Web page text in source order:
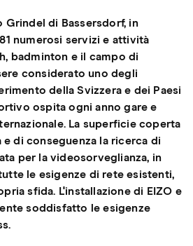
Grindel di Bassersdorf, in
numerosi servizi e attività
badminton e il campo di
considerato uno degli
della Svizzera e dei Paesi
ospita ogni anno gare e
La superficie coperta
e di conseguenza la ricerca di
per la videosorveglianza, in
le esigenze di rete esistenti,
sfida. L'installazione di EIZO e
soddisfatto le esigenze